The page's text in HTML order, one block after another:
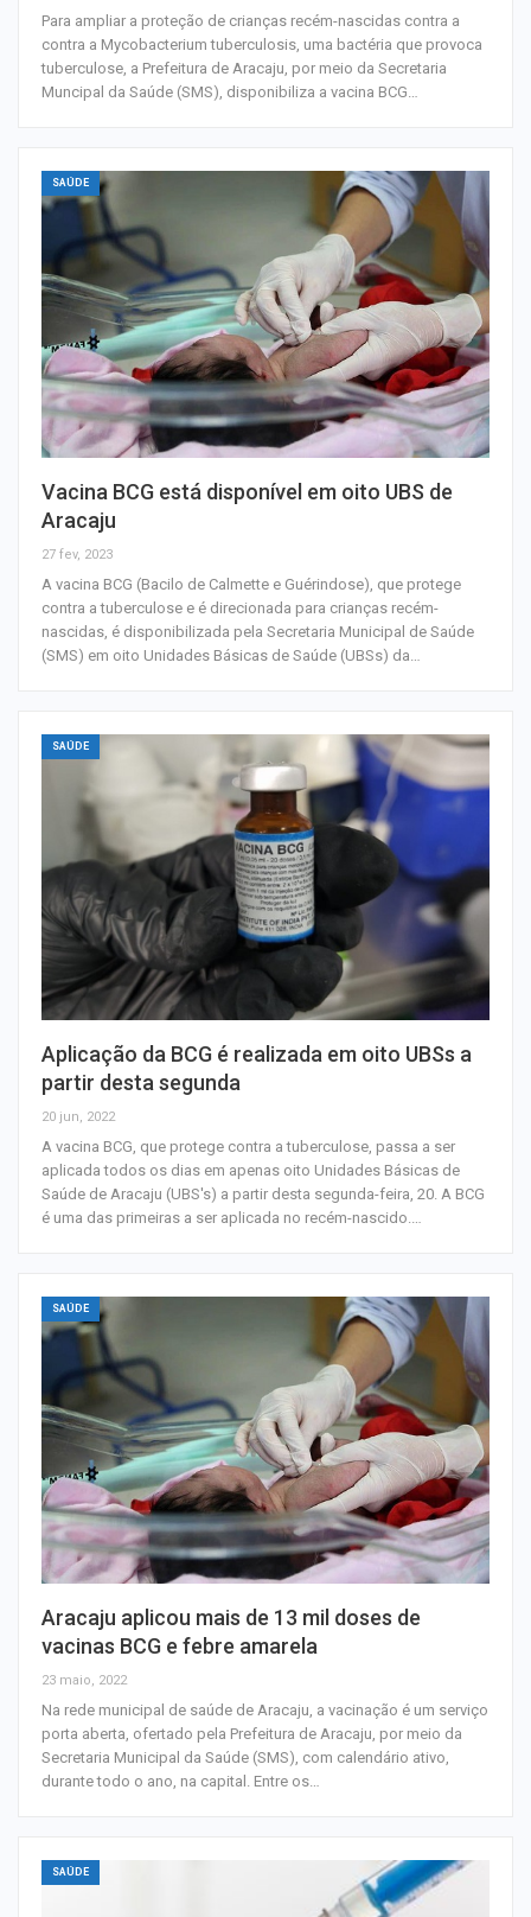
Para ampliar a proteção de crianças recém-nascidas contra a
contra a Mycobacterium tuberculosis, uma bactéria que provoca
tuberculose, a Prefeitura de Aracaju, por meio da Secretaria
Muncipal da Saúde (SMS), disponibiliza a vacina BCG…
SAÚDE
Vacina BCG está disponível em oito UBS de
Aracaju
27 fev, 2023
A vacina BCG (Bacilo de Calmette e Guérindose), que protege
contra a tuberculose e é direcionada para crianças recém-
nascidas, é disponibilizada pela Secretaria Municipal de Saúde
(SMS) em oito Unidades Básicas de Saúde (UBSs) da…
SAÚDE
Aplicação da BCG é realizada em oito UBSs a
partir desta segunda
20 jun, 2022
A vacina BCG, que protege contra a tuberculose, passa a ser
aplicada todos os dias em apenas oito Unidades Básicas de
Saúde de Aracaju (UBS's) a partir desta segunda-feira, 20. A BCG
é uma das primeiras a ser aplicada no recém-nascido.…
SAÚDE
Aracaju aplicou mais de 13 mil doses de
vacinas BCG e febre amarela
23 maio, 2022
Na rede municipal de saúde de Aracaju, a vacinação é um serviço
porta aberta, ofertado pela Prefeitura de Aracaju, por meio da
Secretaria Municipal da Saúde (SMS), com calendário ativo,
durante todo o ano, na capital. Entre os…
SAÚDE